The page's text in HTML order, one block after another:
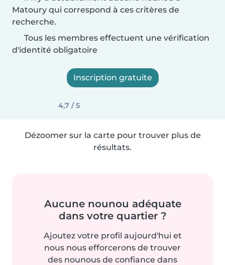
Matoury qui correspond à ces critères de
recherche.
Tous les membres effectuent une vérification
d'identité obligatoire
Inscription gratuite
4,7 / 5
Dézoomer sur la carte pour trouver plus de
résultats.
Aucune nounou adéquate
dans votre quartier ?
Ajoutez votre profil aujourd'hui et
nous nous efforcerons de trouver
des nounous de confiance dans